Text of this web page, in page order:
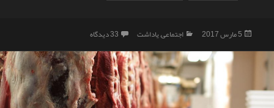
ارسال
در
5 مارس 2017 دسته‌ها
اجتماعی,یاداشت 33 دیدگاه برای چگونه مشکلات را حل